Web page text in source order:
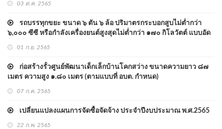
03 ต.ค. 2565
รถบรรทุกขยะ ขนาด ๖ ตัน ๖ ล้อ ปริมาตรกระบอกสูบไม่ต่ำกว่า
๖,๐๐๐ ซีซี หรือกำลังเครื่องยนต์สูงสุดไม่ต่ำกว่า ๑๗๐ กิโลวัตต์ แบบอัด
01 ก.ย. 2565
ก่อสร้างรั้วศูนย์พัฒนาเด็กเล็กบ้านโคกสว่าง ขนาดความยาว ๘๗
เมตร ความสูง ๑.๘๐ เมตร (ตามแบบที่ อบต. กำหนด)
07 ก.ค. 2565
เปลี่ยนแปลงแผนการจัดซื้อจัดจ้าง ประจำปีงบประมาณ พ.ศ.2565
22 ก.พ. 2565